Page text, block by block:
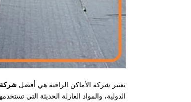
تعتبر شركة الأماكن الراقية هي أفضل
الدولية، والمواد العازلة الحديثة التي